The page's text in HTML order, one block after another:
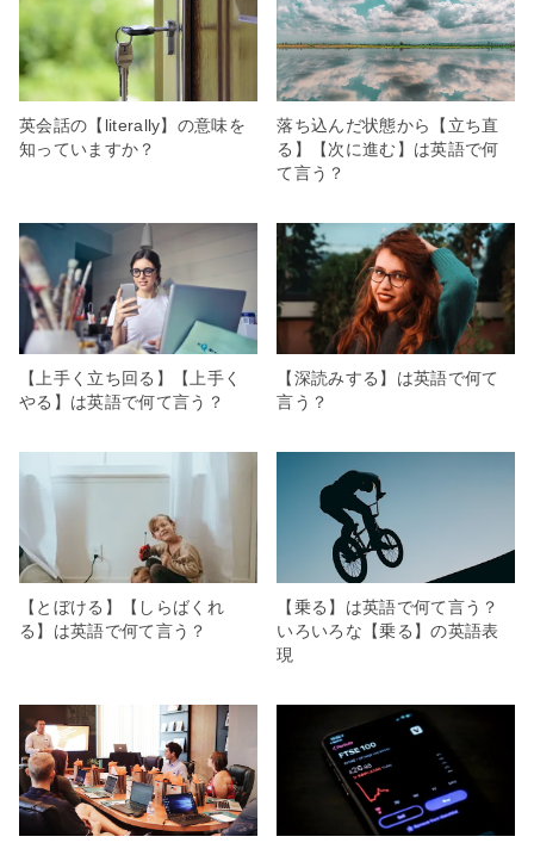
英会話の【literally】の意味を
知っていますか？
落ち込んだ状態から【立ち直
る】【次に進む】は英語で何
て言う？
【上手く立ち回る】【上手く
やる】は英語で何て言う？
【深読みする】は英語で何て
言う？
【とぼける】【しらばくれ
る】は英語で何て言う？
【乗る】は英語で何て言う？
いろいろな【乗る】の英語表
現